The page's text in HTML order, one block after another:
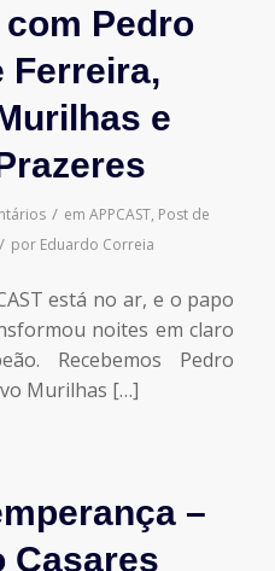
Pedro
Ferreira,
e
/ em APPCAST, Post de
/ por Eduardo Correia
está no ar, e o papo
noites em claro
Recebemos Pedro
Murilhas […]
–
Casares